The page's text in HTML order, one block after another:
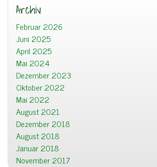
Archiv
Februar 2026
Juni 2025
April 2025
Mai 2024
Dezember 2023
Oktober 2022
Mai 2022
August 2021
Dezember 2018
August 2018
Januar 2018
November 2017